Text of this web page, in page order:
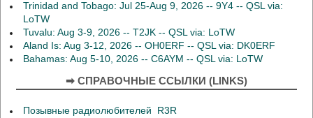
Trinidad and Tobago: Jul 25-Aug 9, 2026 -- 9Y4 -- QSL via:
LoTW
Tuvalu: Aug 3-9, 2026 -- T2JK -- QSL via: LoTW
Aland Is: Aug 3-12, 2026 -- OH0ERF -- QSL via: DK0ERF
Bahamas: Aug 5-10, 2026 -- C6AYM -- QSL via: LoTW
➡ СПРАВОЧНЫЕ ССЫЛКИ (LINKS)
Позывные радиолюбителей R3R